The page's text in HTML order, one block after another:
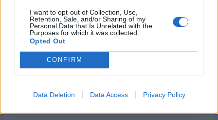
I want to opt-out of Collection, Use,
Retention, Sale, and/or Sharing of my
Personal Data that Is Unrelated with the
Purposes for which it was collected.
Opted Out
CONFIRM
Data Deletion Data Access Privacy Policy
ΡΟΗ ΕΙΔΗΣΕΩΝ
Χρηματιστήριο: Πτώση κατά 0,18%, στα 315,71
εκατ. ευρώ ο τζίρος
05/08/2026 - 18:27 ΟΙΚΟΝΟΜΙΑ
διασύνδεση Ελλάδας – Κύπρου